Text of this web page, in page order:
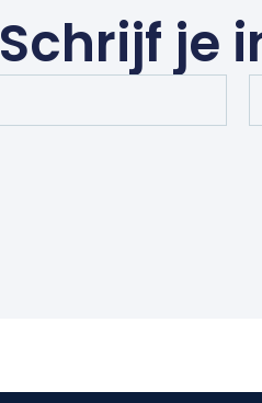
Schrijf je